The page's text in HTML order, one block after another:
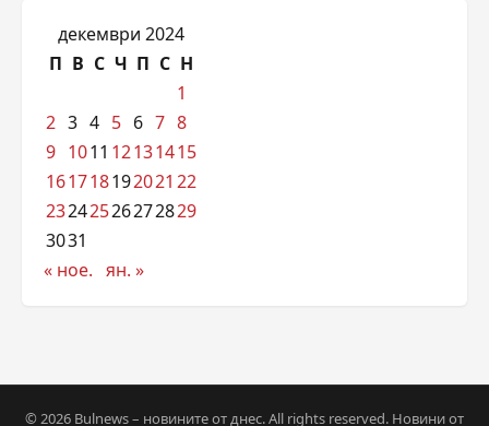
декември 2024
П В С Ч П С Н
1
2 3 4 5 6 7 8
9 1011 12131415
161718192021 22
23242526272829
3031
« ное. ян. »
© 2026 Bulnews – новините от днес. All rights reserved. Новини от